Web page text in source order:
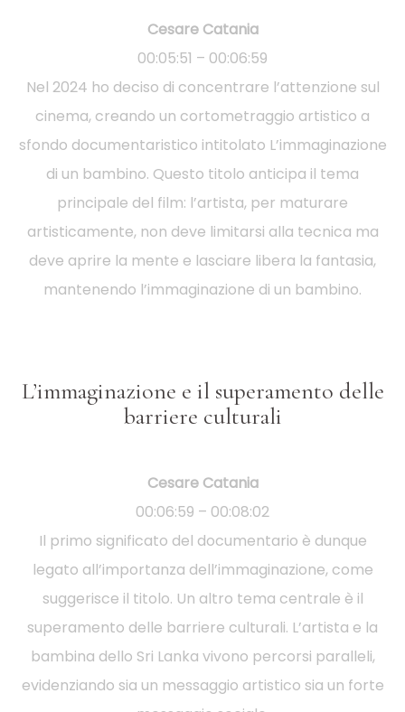
Cesare Catania
00:05:51 – 00:06:59
Nel 2024 ho deciso di concentrare l’attenzione sul
cinema, creando un cortometraggio artistico a
sfondo documentaristico intitolato L’immaginazione
di un bambino. Questo titolo anticipa il tema
principale del film: l’artista, per maturare
artisticamente, non deve limitarsi alla tecnica ma
deve aprire la mente e lasciare libera la fantasia,
mantenendo l’immaginazione di un bambino.
L’immaginazione e il superamento delle
barriere culturali
Cesare Catania
00:06:59 – 00:08:02
Il primo significato del documentario è dunque
legato all’importanza dell’immaginazione, come
suggerisce il titolo. Un altro tema centrale è il
superamento delle barriere culturali. L’artista e la
bambina dello Sri Lanka vivono percorsi paralleli,
evidenziando sia un messaggio artistico sia un forte